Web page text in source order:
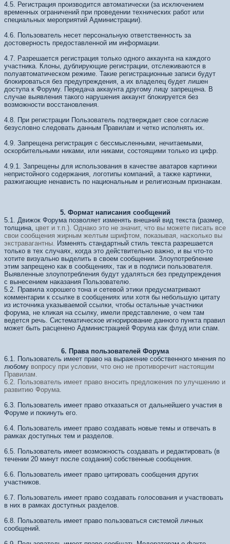
4.5. Регистрация производится автоматически (за исключением
временных ограничений при проведении технических работ или
специальных мероприятий Администрации).
4.6. Пользователь несет персональную ответственность за
достоверность предоставленной им информации.
4.7. Разрешается регистрация только одного аккаунта на каждого
участника. Клоны, дублирующие регистрации, отслеживаются в
полуавтоматическом режиме. Такие регистрационные записи будут
блокироваться без предупреждения, а их владелец будет лишен
доступа к Форуму. Передача аккаунта другому лицу запрещена. В
случае выявления такого нарушения аккаунт блокируется без
возможности восстановления.
4.8. При регистрации Пользователь подтверждает свое согласие
безусловно следовать данным Правилам и четко исполнять их.
4.9. Запрещена регистрация с бессмысленными, нечитаемыми,
оскорбительными никами, или никами, состоящими только из цифр.
4.9.1. Запрещены для использования в качестве аватаров картинки
непристойного содержания, логотипы компаний, а также картинки,
разжигающие ненависть по национальным и религиозным признакам.
5. Формат написания сообщений
5.1. Движок Форума позволяет изменять внешний вид текста (размер,
толщина, цвет и т.п.). Однако это не значит, что вы можете писать все
свои сообщения жирным желтым шрифтом, показывая, насколько вы
экстравагантны. Изменять стандартный стиль текста разрешается
только в тех случаях, когда это действительно важно, и вы что-то
хотите визуально выделить в своем сообщении. Злоупотребление
этим запрещено как в сообщениях, так и в подписи пользователя.
Выявленные злоупотребления будут удаляться без предупреждения
с вынесением наказания Пользователю.
5.2. Правила хорошего тона и сетевой этики предусматривают
комментарии к ссылке в сообщениях или хотя бы небольшую цитату
из источника указываемой ссылки, чтобы остальные участники
форума, не кликая на ссылку, имели представление, о чем там
ведется речь. Систематическое игнорирование данного пункта правил
может быть расценено Администрацией Форума как флуд или спам.
6. Права пользователей Форума
6.1. Пользователь имеет право на выражение собственного мнения по
любому вопросу при условии, что оно не противоречит настоящим
Правилам.
6.2. Пользователь имеет право вносить предложения по улучшению и
развитию Форума.
6.3. Пользователь имеет право отказаться от дальнейшего участия в
Форуме и покинуть его.
6.4. Пользователь имеет право создавать новые темы и отвечать в
рамках доступных тем и разделов.
6.5. Пользователь имеет возможность создавать и редактировать (в
течении 20 минут после создания) собственные сообщения.
6.6. Пользователь имеет право цитировать сообщения других
участников.
6.7. Пользователь имеет право создавать голосования и участвовать
в них в рамках доступных разделов.
6.8. Пользователь имеет право пользоваться системой личных
сообщений.